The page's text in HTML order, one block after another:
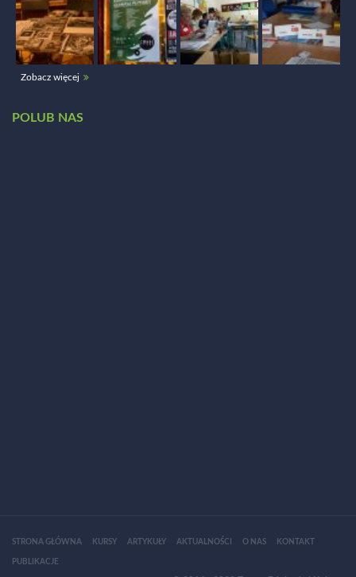
Zobacz więcej
POLUB NAS
STRONA GŁÓWNA KURSY ARTYKUŁY AKTUALNOŚCI O NAS KONTAKT
PUBLIKACJE